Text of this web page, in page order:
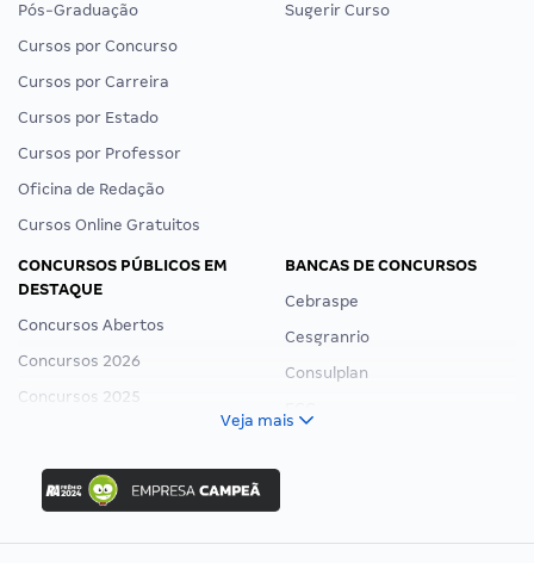
Pós-Graduação
Cursos por Concurso
Cursos por Carreira
Cursos por Estado
Cursos por Professor
Oficina de Redação
Cursos Online Gratuitos
Sugerir Curso
CONCURSOS PÚBLICOS EM
DESTAQUE
Concursos Abertos
Concursos 2026
Concursos 2025
Concurso Ibama
Concurso MPU
Editais publicados
BANCAS DE CONCURSOS
Cebraspe
Cesgranrio
Consulplan
Veja mais